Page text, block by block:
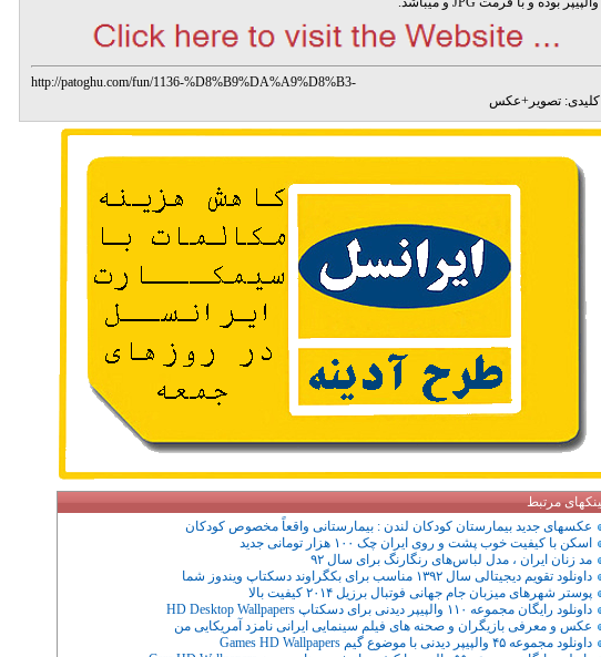
http://patoghu.com/fun/1136-%D8%B9%DA%A9%D8%B3-
%D9%87%DB%8C%D9%88%D9%86%D8%AF%D8%A7-%D9%88%D8%B1%D9%86%D8%A7-
تصویر +عکس
مرتبط
عکسهای جدید بیمارستان کودکان لندن : بیمارستانی واقعاً مخصوص کودکان
اسکن با کیفیت خوب پشت و روی ایران چک ۱۰۰ هزار تومانی جدید
مد زنان ایران ، مدل لباس‌های رنگارنگ برای سال ۹۲
داونلود تقویم دیجیتالی سال ۱۳۹۲ مناسب برای بکگراوند دسکتاپ ویندوز شما
پوستر شهرهای میزبان جام جهانی فوتبال برزیل ۲۰۱۴ کیفیت بالا
داونلود رایگان مجموعه ۱۱۰ والپیپر دیدنی برای دسکتاپ HD Desktop Wallpapers
عکس و معرفی بازیگران و صحنه های فیلم سینمایی ایرانی نامزد آمریکایی من
داونلود مجموعه ۴۵ والپیپر دیدنی با موضوع گیم Games HD Wallpapers